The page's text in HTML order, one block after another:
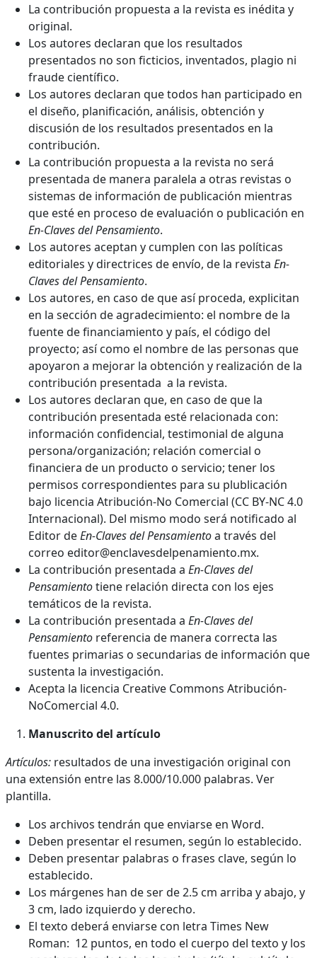
La contribución propuesta a la revista es inédita y
original.
Los autores declaran que los resultados
presentados no son ficticios, inventados, plagio ni
fraude científico.
Los autores declaran que todos han participado en
el diseño, planificación, análisis, obtención y
discusión de los resultados presentados en la
contribución.
La contribución propuesta a la revista no será
presentada de manera paralela a otras revistas o
sistemas de información de publicación mientras
que esté en proceso de evaluación o publicación en
En-Claves del Pensamiento.
Los autores aceptan y cumplen con las políticas
editoriales y directrices de envío, de la revista En-
Claves del Pensamiento.
Los autores, en caso de que así proceda, explicitan
en la sección de agradecimiento: el nombre de la
fuente de financiamiento y país, el código del
proyecto; así como el nombre de las personas que
apoyaron a mejorar la obtención y realización de la
contribución presentada a la revista.
Los autores declaran que, en caso de que la
contribución presentada esté relacionada con:
información confidencial, testimonial de alguna
persona/organización; relación comercial o
financiera de un producto o servicio; tener los
permisos correspondientes para su plublicación
bajo licencia Atribución-No Comercial (CC BY-NC 4.0
Internacional). Del mismo modo será notificado al
Editor deEn-Claves del Pensamientoa través del
correo editor@enclavesdelpenamiento.mx.
La contribución presentada a En-Claves del
Pensamientotiene relación directa con los ejes
temáticos de la revista.
La contribución presentada a En-Claves del
Pensamiento referencia de manera correcta las
fuentes primarias o secundarias de información que
sustenta la investigación.
Acepta la licencia Creative Commons Atribución-
NoComercial 4.0.
Manuscrito del artículo
Artículos: resultados de una investigación original con
una extensión entre las 8.000/10.000 palabras. Ver
plantilla.
Los archivos tendrán que enviarse en Word.
Deben presentar el resumen, según lo establecido.
Deben presentar palabras o frases clave, según lo
establecido.
Los márgenes han de ser de 2.5 cm arriba y abajo, y
3 cm, lado izquierdo y derecho.
El texto deberá enviarse con letra Times New
Roman: 12 puntos, en todo el cuerpo del texto y los